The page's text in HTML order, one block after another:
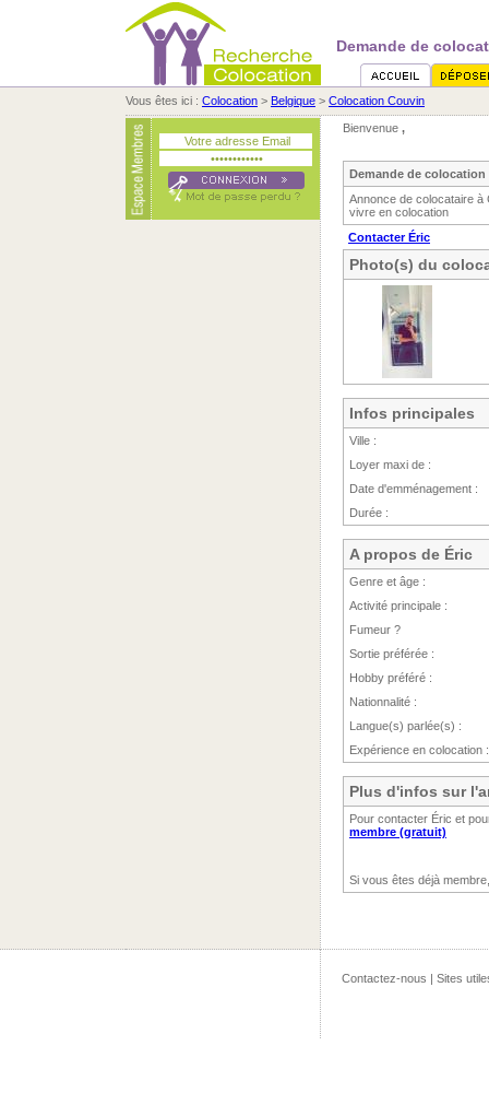
Demande de
Vous êtes ici : Colocation > Belgique > Colocation Couvin
Bienvenue ,
Demande de colocation
Annonce de colocataire à
vivre en colocation
Contacter Éric
Photo(s) du
Infos principales
Ville :
Loyer maxi de :
Date d'emménagement :
Durée :
A propos de Éric
Genre et âge :
Activité principale :
Fumeur ?
Sortie préférée :
Hobby préféré :
Nationnalité :
Langue(s) parlée(s) :
Expérience en colocation :
Plus d'infos sur
Pour contacter Éric et
membre (gratuit)
Si vous êtes déjà
Contactez-nous | Sites